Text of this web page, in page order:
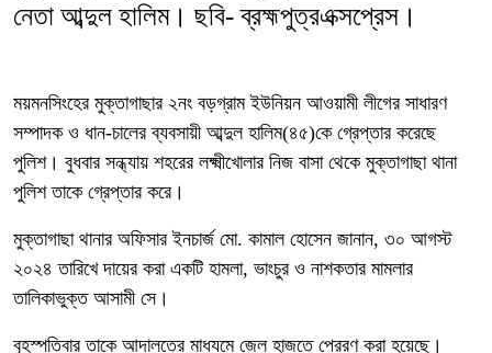
নেতা আব্দুল হালিম। ছবি- ব্রহ্মপুত্রএক্সপ্রেস।
ময়মনসিংহের মুক্তাগাছার ২নং বড়গ্রাম ইউনিয়ন আওয়ামী লীগের সাধারণ
সম্পাদক ও ধান-চালের ব্যবসায়ী আব্দুল হালিম(৪৫)কে গ্রেপ্তার করেছে
পুলিশ। বুধবার সন্ধ্যায় শহরের লক্ষ্মীখোলার নিজ বাসা থেকে মুক্তাগাছা থানা
পুলিশ তাকে গ্রেপ্তার করে।
মুক্তাগাছা থানার অফিসার ইনচার্জ মো. কামাল হোসেন জানান, ৩০ আগস্ট
২০২৪ তারিখে দায়ের করা একটি হামলা, ভাংচুর ও নাশকতার মামলার
তালিকাভুক্ত আসামী সে।
বৃহস্পতিবার তাকে আদালতের মাধ্যমে জেল হাজতে প্রেরণ করা হয়েছে।